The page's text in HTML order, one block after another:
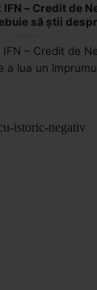
– Credit de
să știi
– Credit de
a lua un